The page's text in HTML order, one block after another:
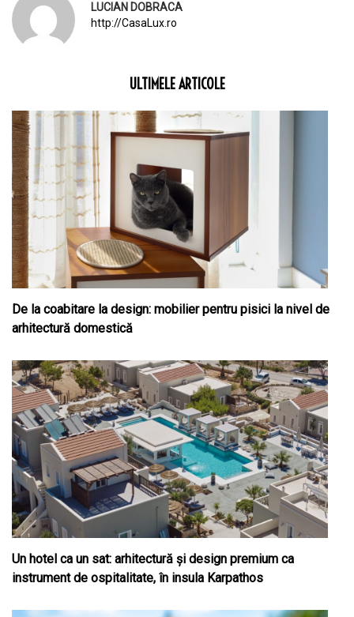
LUCIAN DOBRACA
http://CasaLux.ro
ULTIMELE ARTICOLE
De la coabitare la design: mobilier pentru pisici la nivel de
arhitectură domestică
Un hotel ca un sat: arhitectură și design premium ca
instrument de ospitalitate, în insula Karpathos